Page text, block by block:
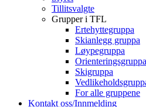
Tillitsvalgte
Grupper i TFL
Ertehyttegruppa
Skianlegg gruppa
Løypegruppa
Orienteringsgruppa
Skigruppa
For alle gruppene
Kontakt oss/Innmelding